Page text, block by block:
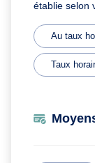
établie selon
Au taux
Taux